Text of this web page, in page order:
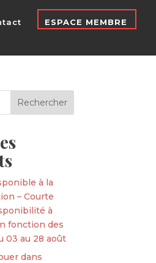
ESPACE MEMBRE
à la
– Courte
à
fonction des
03 au 28 août
dans